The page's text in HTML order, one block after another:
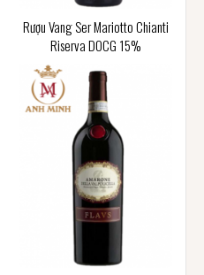
Rượu Vang Ser Mariotto Chianti
Riserva DOCG 15%